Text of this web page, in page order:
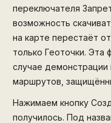
переключателя
возможность
на карте перестаёт
только Геоточки. Эта
случае
маршрутов,
Нажимаем кнопку
получилось. Под